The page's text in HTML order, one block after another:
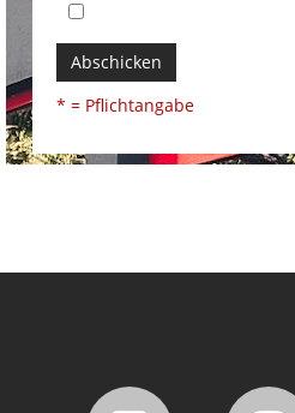
Abschicken
* = Pflichtangabe